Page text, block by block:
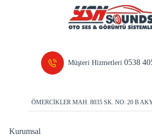
Müşteri Hizmetleri0538
ÖMERCİKLER MAH. 8035 SK. NO: 20 B
Kurumsal